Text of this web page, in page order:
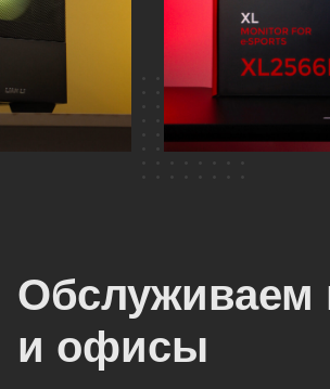
Обслуживаем
и офисы